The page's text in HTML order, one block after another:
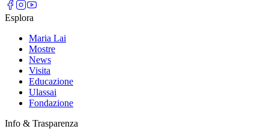
Esplora
Maria Lai
Mostre
News
Visita
Educazione
Ulassai
Fondazione
Info & Trasparenza